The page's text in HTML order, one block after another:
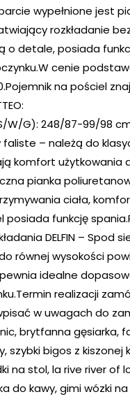
wypełnione jest
rozkładanie
o detale, posiada
cenie
na pościel
W/G): 248/87-99/98
– należą do
komfort użytkowania
pianka
ciała,
funkcję
DELFIN – Spod
równej wysokości
idealne
realizacji
w uwagach do
brytfanna gęsiarka,
szybki bigos z kiszonej
na stol, la rive river of
do kawy, gimi wózki na